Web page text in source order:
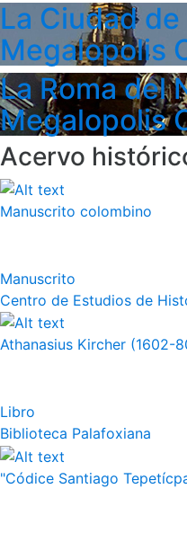
La Ciudad
Megalopolis
La Roma del
Megalopolis
Acervo
Manuscrito colombino
Manuscrito
Centro de Estudios de
Athanasius Kircher (1602-
Libro
Biblioteca Palafoxiana
"Códice Santiago